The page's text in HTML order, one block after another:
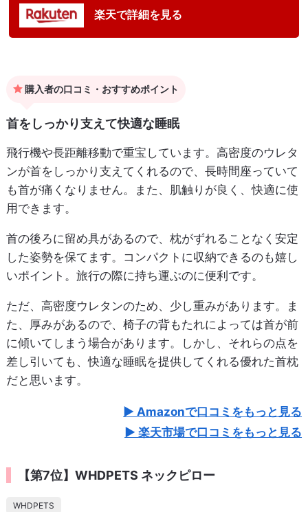
楽天で詳細を見る
購入者の口コミ・おすすめポイント
首をしっかり支えて快適な睡眠
飛行機や長距離移動で重宝しています。高密度のウレタ
ンが首をしっかり支えてくれるので、長時間座っていて
も首が痛くなりません。また、肌触りが良く、快適に使
用できます。
首の後ろに留め具があるので、枕がずれることなく安定
した姿勢を保てます。コンパクトに収納できるのも嬉し
いポイント。旅行の際に持ち運ぶのに便利です。
ただ、高密度ウレタンのため、少し重みがあります。ま
た、厚みがあるので、椅子の背もたれによっては首が前
に傾いてしまう場合があります。しかし、それらの点を
差し引いても、快適な睡眠を提供してくれる優れた首枕
だと思います。
Amazonで口コミをもっと見る
楽天市場で口コミをもっと見る
【第7位】WHDPETS ネックピロー
WHDPETS